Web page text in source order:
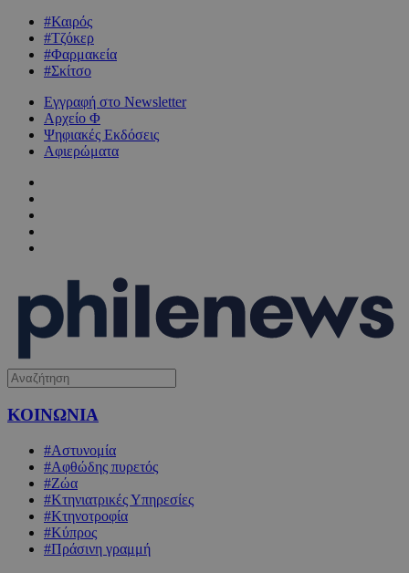
#Καιρός
#Τζόκερ
#Φαρμακεία
#Σκίτσο
Εγγραφή στο Newsletter
Αρχείο Φ
Ψηφιακές Εκδόσεις
Αφιερώματα
ΚΟΙΝΩΝΙΑ
#Αστυνομία
#Αφθώδης πυρετός
#Ζώα
#Κτηνιατρικές Υπηρεσίες
#Κτηνοτροφία
#Κύπρος
#Πράσινη γραμμή